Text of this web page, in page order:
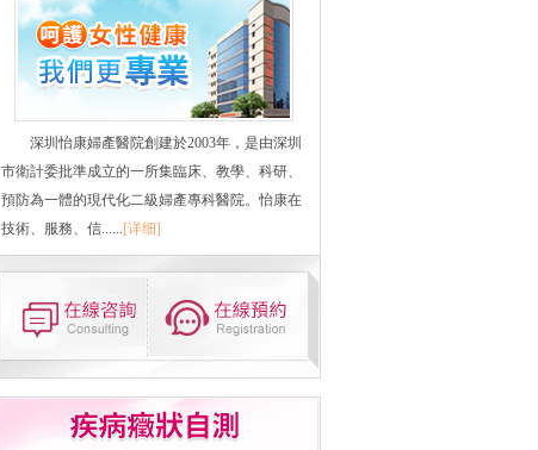
深圳怡康婦產醫院創建於2003年，是由深圳
市衛計委批準成立的一所集臨床、教學、科研、
預防為一體的現代化二級婦產專科醫院。怡康在
技術、服務、信...... [详细]